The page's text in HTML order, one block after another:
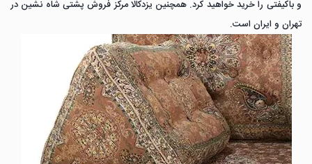
و باکیفتی را خرید خواهید کرد. همچنین یزدکالا مرکز فروش پشتی شاه نشین در
تهران و ایران است.